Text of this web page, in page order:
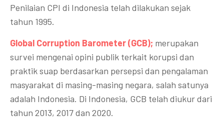
Penilaian CPI di Indonesia telah dilakukan sejak
tahun 1995.
Global Corruption Barometer (GCB); merupakan
survei mengenai opini publik terkait korupsi dan
praktik suap berdasarkan persepsi dan pengalaman
masyarakat di masing-masing negara, salah satunya
adalah Indonesia. Di Indonesia, GCB telah diukur dari
tahun 2013, 2017 dan 2020.